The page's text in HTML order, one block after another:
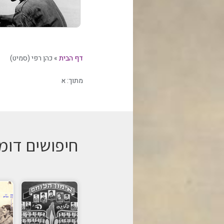
דף הבית» כהן רפי (סמיט)
מתוך:א
חיפושים